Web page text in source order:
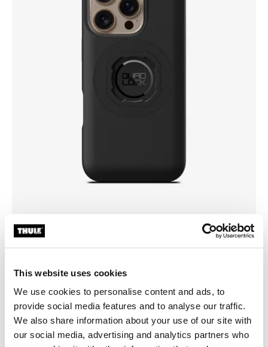
This website uses cookies
We use cookies to personalise content and ads, to
provide social media features and to analyse our traffic.
We also share information about your use of our site with
our social media, advertising and analytics partners who